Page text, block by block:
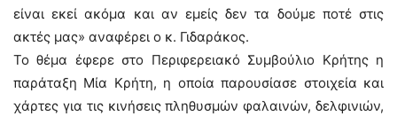
είναι εκεί ακόμα και αν εμείς δεν τα δούμε ποτέ στις
ακτές μας» αναφέρει ο κ. Γιδαράκος.
Το θέμα έφερε στο Περιφερειακό Συμβούλιο Κρήτης η
παράταξη Μία Κρήτη, η οποία παρουσίασε στοιχεία και
χάρτες για τις κινήσεις πληθυσμών φαλαινών, δελφινιών,